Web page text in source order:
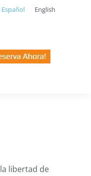
Español English
libertad de